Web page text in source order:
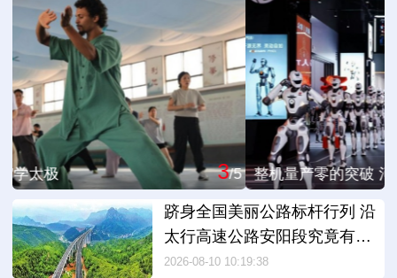
3/5 整机量产零的突破 河南人形机器人高端制造基地投产
跻身全国美丽公路标杆行列 沿
太行高速公路安阳段究竟有多
美
2026-08-10 10:19:38